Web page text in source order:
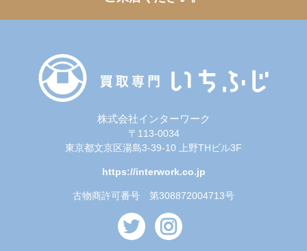
株式会社インターワーク
〒113-0034
東京都文京区湯島3-39-10 上野THビル3F
https://interwork.co.jp
古物商許可番号 第308872004713号